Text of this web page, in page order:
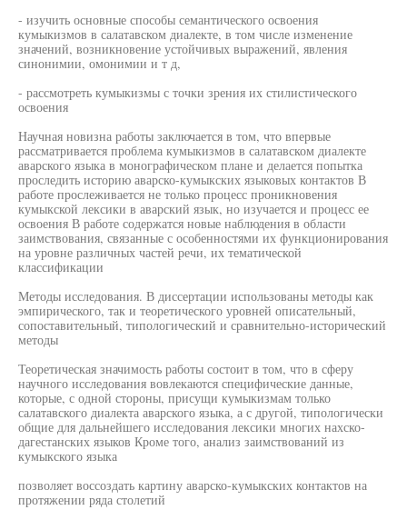
- изучить основные способы семантического освоения
кумыкизмов в салатавском диалекте, в том числе изменение
значений, возникновение устойчивых выражений, явления
синонимии, омонимии и т д,
- рассмотреть кумыкизмы с точки зрения их стилистического
освоения
Научная новизна работы заключается в том, что впервые
рассматривается проблема кумыкизмов в салатавском диалекте
аварского языка в монографическом плане и делается попытка
проследить историю аварско-кумыкских языковых контактов В
работе прослеживается не только процесс проникновения
кумыкской лексики в аварский язык, но изучается и процесс ее
освоения В работе содержатся новые наблюдения в области
заимствования, связанные с особенностями их функционирования
на уровне различных частей речи, их тематической
классификации
Методы исследования. В диссертации использованы методы как
эмпирического, так и теоретического уровней описательный,
сопоставительный, типологический и сравнительно-исторический
методы
Теоретическая значимость работы состоит в том, что в сферу
научного исследования вовлекаются специфические данные,
которые, с одной стороны, присущи кумыкизмам только
салатавского диалекта аварского языка, а с другой, типологически
общие для дальнейшего исследования лексики многих нахско-
дагестанских языков Кроме того, анализ заимствований из
кумыкского языка
позволяет воссоздать картину аварско-кумыкских контактов на
протяжении ряда столетий